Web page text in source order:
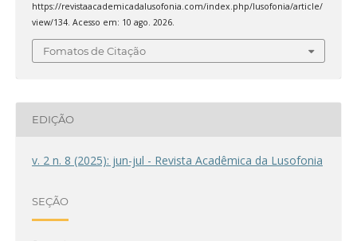
https://revistaacademicadalusofonia.com/index.php/lusofonia/article/
view/134. Acesso em: 10 ago. 2026.
Fomatos de Citação
EDIÇÃO
v. 2 n. 8 (2025): jun-jul - Revista Acadêmica da Lusofonia
SEÇÃO